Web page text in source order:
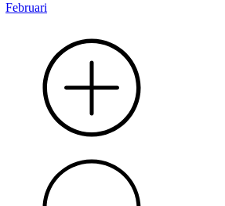
Februari